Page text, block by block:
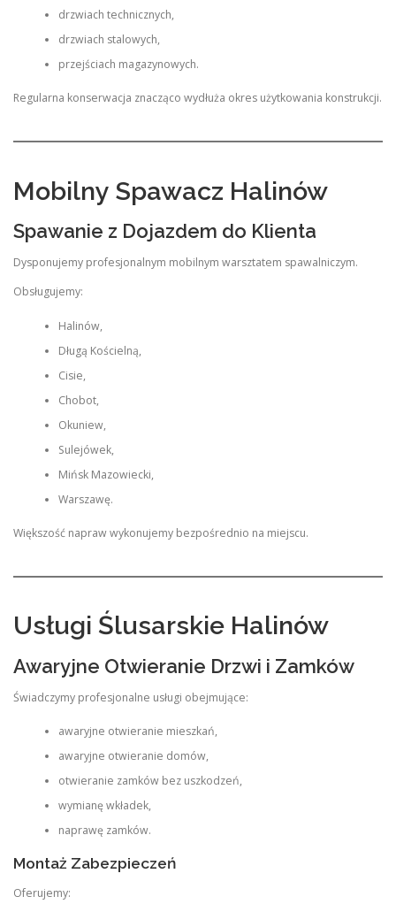
drzwiach technicznych,
drzwiach stalowych,
przejściach magazynowych.
Regularna konserwacja znacząco wydłuża okres użytkowania konstrukcji.
Mobilny Spawacz Halinów
Spawanie z Dojazdem do Klienta
Dysponujemy profesjonalnym mobilnym warsztatem spawalniczym.
Obsługujemy:
Halinów,
Długą Kościelną,
Cisie,
Chobot,
Okuniew,
Sulejówek,
Mińsk Mazowiecki,
Warszawę.
Większość napraw wykonujemy bezpośrednio na miejscu.
Usługi Ślusarskie Halinów
Awaryjne Otwieranie Drzwi i Zamków
Świadczymy profesjonalne usługi obejmujące:
awaryjne otwieranie mieszkań,
awaryjne otwieranie domów,
otwieranie zamków bez uszkodzeń,
wymianę wkładek,
naprawę zamków.
Montaż Zabezpieczeń
Oferujemy: